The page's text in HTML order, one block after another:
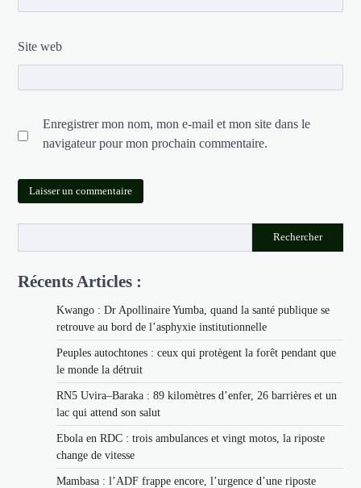
Site web
Enregistrer mon nom, mon e-mail et mon site dans le
navigateur pour mon prochain commentaire.
Rechercher
Récents Articles :
Kwango : Dr Apollinaire Yumba, quand la santé publique se
retrouve au bord de l’asphyxie institutionnelle
Peuples autochtones : ceux qui protègent la forêt pendant que
le monde la détruit
RN5 Uvira–Baraka : 89 kilomètres d’enfer, 26 barrières et un
lac qui attend son salut
Ebola en RDC : trois ambulances et vingt motos, la riposte
change de vitesse
Mambasa : l’ADF frappe encore, l’urgence d’une riposte